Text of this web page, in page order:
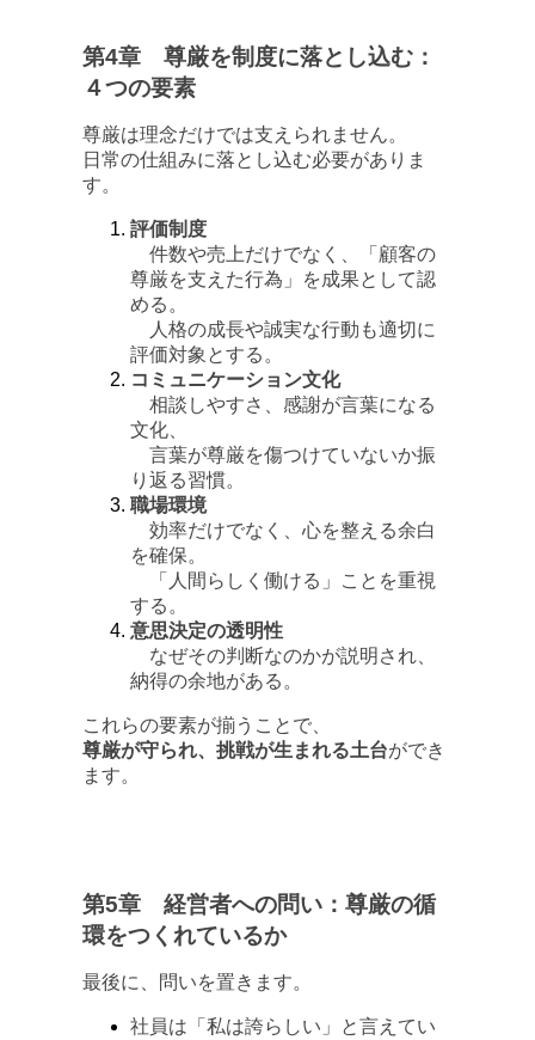
第4章 尊厳を制度に落とし込む：
４つの要素
尊厳は理念だけでは支えられません。
日常の仕組みに落とし込む必要がありま
す。
評価制度
件数や売上だけでなく、「顧客の
尊厳を支えた行為」を成果として認
める。
人格の成長や誠実な行動も適切に
評価対象とする。
コミュニケーション文化
相談しやすさ、感謝が言葉になる
文化、
言葉が尊厳を傷つけていないか振
り返る習慣。
職場環境
効率だけでなく、心を整える余白
を確保。
「人間らしく働ける」ことを重視
する。
意思決定の透明性
なぜその判断なのかが説明され、
納得の余地がある。
これらの要素が揃うことで、
尊厳が守られ、挑戦が生まれる土台ができ
ます。
第5章 経営者への問い：尊厳の循
環をつくれているか
最後に、問いを置きます。
社員は「私は誇らしい」と言えてい